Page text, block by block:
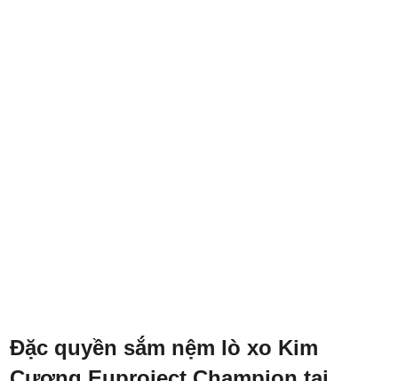
Đặc quyền sắm nệm lò xo Kim